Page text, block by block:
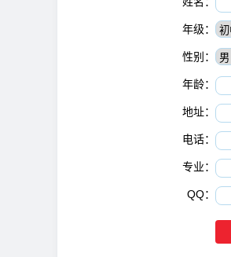
年级：
性别：
年龄：
地址：
电话：
专业：
QQ：